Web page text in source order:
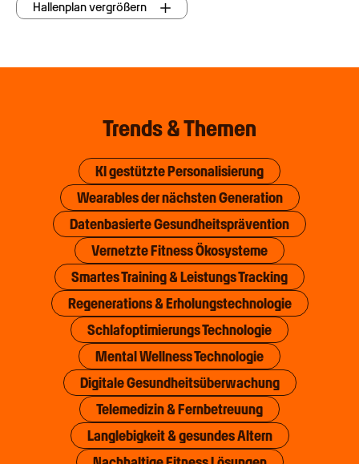
Hallenplan vergrößern
Trends & Themen
KI gestützte Personalisierung
Wearables der nächsten Generation
Datenbasierte Gesundheitsprävention
Vernetzte Fitness Ökosysteme
Smartes Training & Leistungs Tracking
Regenerations & Erholungstechnologie
Schlafoptimierungs Technologie
Mental Wellness Technologie
Digitale Gesundheitsüberwachung
Telemedizin & Fernbetreuung
Langlebigkeit & gesundes Altern